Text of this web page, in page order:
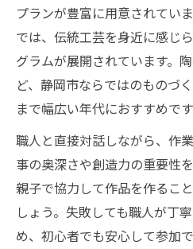
プランが豊富に用意されてい
では、伝統工芸を身近に感じ
グラムが展開されています。
ど、静岡市ならではのものづ
まで幅広い年代におすすめです
職人と直接対話しながら、作
事の奥深さや創造力の重要性
親子で協力して作品を作るこ
しょう。失敗しても職人が丁
め、初心者でも安心して参加